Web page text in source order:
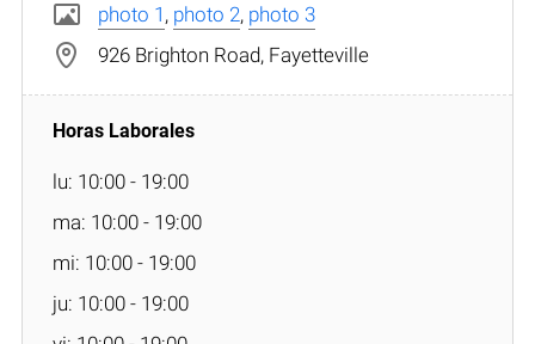
photo 1 , photo 2, photo 3
926 Brighton Road, Fayetteville
lu: 10:00 - 19:00
ma: 10:00 - 19:00
mi: 10:00 - 19:00
ju: 10:00 - 19:00